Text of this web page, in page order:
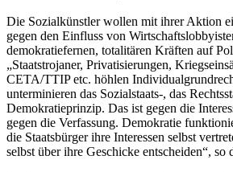
Die Sozialkünstler wollen mit ihrer Aktion
gegen den Einfluss von
demokratiefernen, totalitären Kräften auf
„Staatstrojaner, Privatisierungen,
CETA/TTIP etc. höhlen
unterminieren das Sozialstaats-, das
Demokratieprinzip. Das ist gegen die
gegen die Verfassung. Demokratie
die Staatsbürger ihre Interessen selbst
selbst über ihre Geschicke entscheiden“,